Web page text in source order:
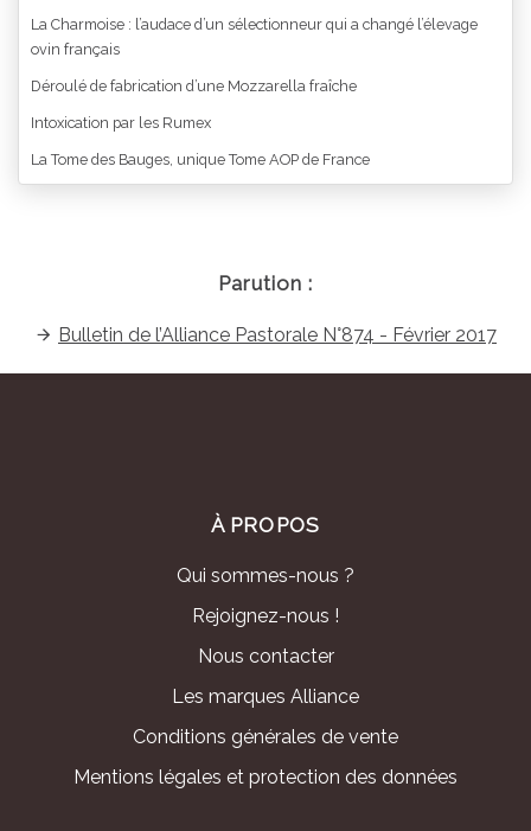
La Charmoise : l’audace d’un sélectionneur qui a changé l’élevage
ovin français
Déroulé de fabrication d’une Mozzarella fraîche
Intoxication par les Rumex
La Tome des Bauges, unique Tome AOP de France
Parution :
Bulletin de l’Alliance Pastorale N°874 - Février 2017
À PROPOS
Qui sommes-nous ?
Rejoignez-nous !
Nous contacter
Les marques Alliance
Conditions générales de vente
Mentions légales et protection des données